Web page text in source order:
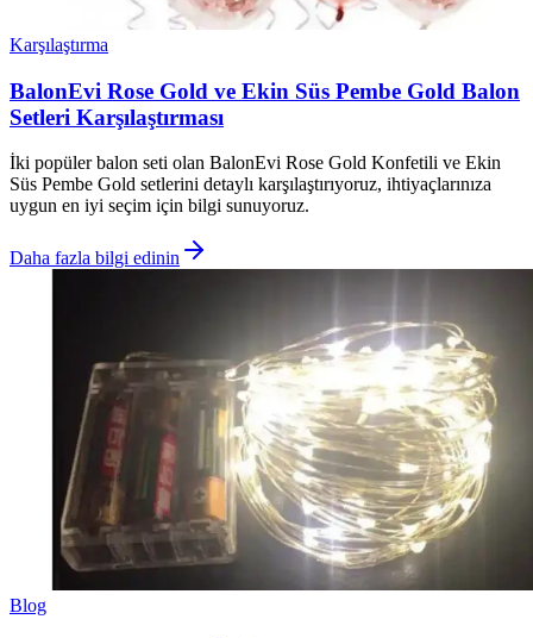
Karşılaştırma
BalonEvi Rose Gold ve Ekin Süs Pembe Gold Balon
Setleri Karşılaştırması
İki popüler balon seti olan BalonEvi Rose Gold Konfetili ve Ekin
Süs Pembe Gold setlerini detaylı karşılaştırıyoruz, ihtiyaçlarınıza
uygun en iyi seçim için bilgi sunuyoruz.
Daha fazla bilgi edinin
Blog